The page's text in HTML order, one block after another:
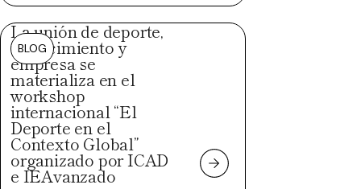
BLOG
La unión de deporte,
conocimiento y
empresa se
materializa en el
workshop
internacional “El
Deporte en el
Contexto Global”
organizado por ICAD
e IEAvanzado